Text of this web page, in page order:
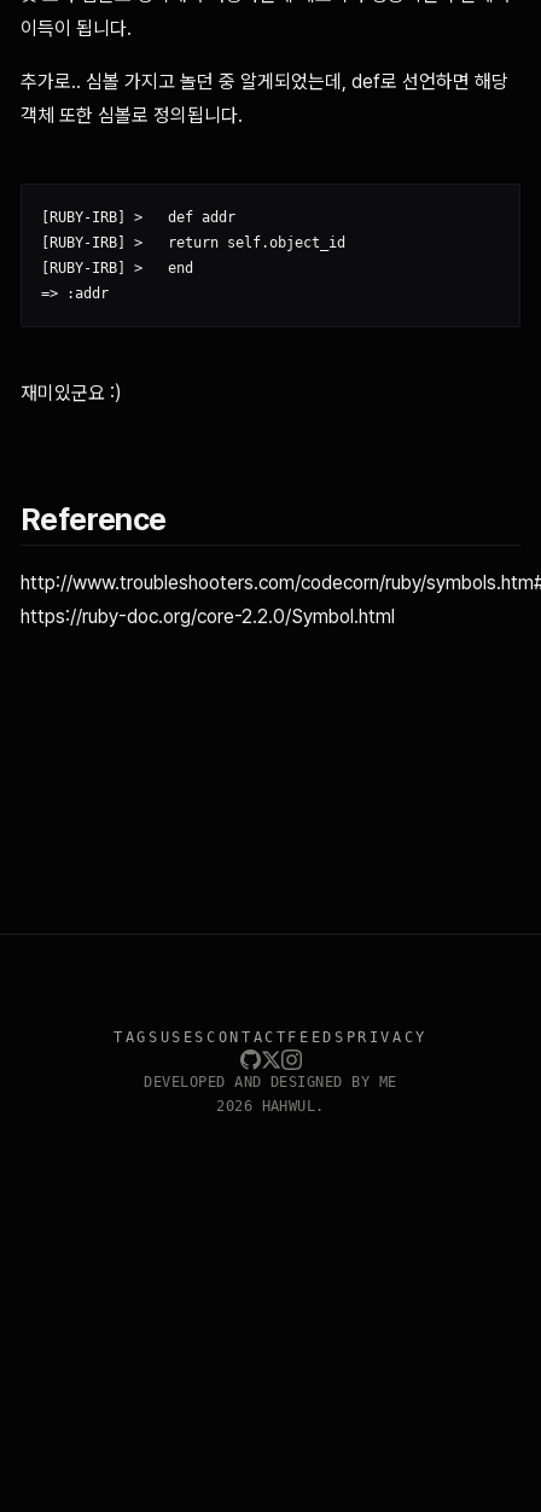
이득이 됩니다.
추가로.. 심볼 가지고 놀던 중 알게되었는데, def로 선언하면 해당
객체 또한 심볼로 정의됩니다.
[RUBY-IRB] >   def addr
[RUBY-IRB] >   return self.object_id
[RUBY-IRB] >   end
재미있군요 :)
Reference
http://www.troubleshooters.com/codecorn/ruby/
https://ruby-doc.org/core-2.2.0/Symbol.html
TAGS USESCONTACT FEEDS PRIVACY
DEVELOPED AND DESIGNED BY ME
2026 HAHWUL.